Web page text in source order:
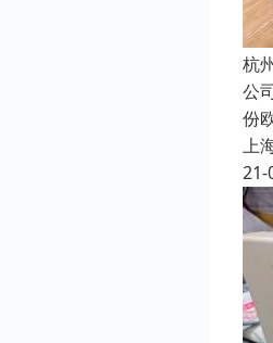
杭
公
份
上
21-